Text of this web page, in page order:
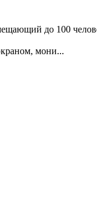
до 100
мони...